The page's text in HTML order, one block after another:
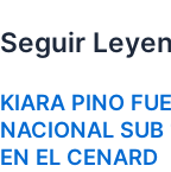
Seguir
KIARA PINO
NACIONAL
EN EL CENARD